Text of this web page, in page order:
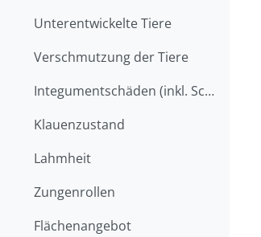
Unterentwickelte Tiere
Verschmutzung der Tiere
Integumentschäden (inkl. Schwellungen)
Klauenzustand
Lahmheit
Zungenrollen
Flächenangebot